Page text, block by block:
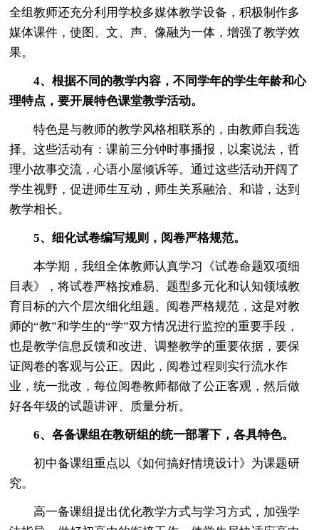
全组教师还充分利用学校多媒体教学设备，积极制作多
媒体课件，使图、文、声、像融为一体，增强了教学效
果。
4、根据不同的教学内容，不同学年的学生年龄和心
理特点，要开展特色课堂教学活动。
特色是与教师的教学风格相联系的，由教师自我选
择。这些活动有：课前三分钟时事播报，以案说法，哲
理小故事交流，心语小屋倾诉等。通过这些活动开阔了
学生视野，促进师生互动，师生关系融洽、和谐，达到
教学相长。
5、细化试卷编写规则，阅卷严格规范。
本学期，我组全体教师认真学习《试卷命题双项细
目表》，将试卷严格按难易、题型多元化和认知领域教
育目标的六个层次细化组题。阅卷严格规范，这是对教
师的“教”和学生的“学”双方情况进行监控的重要手段，
也是教学信息反馈和改进、调整教学的重要依据，要保
证阅卷的客观与公正。因此，阅卷过程则实行流水作
业，统一批改，每位阅卷教师都做了公正客观，然后做
好各年级的试题讲评、质量分析。
6、各备课组在教研组的统一部署下，各具特色。
初中备课组重点以《如何搞好情境设计》为课题研
究。
高一备课组提出优化教学方式与学习方式，加强学